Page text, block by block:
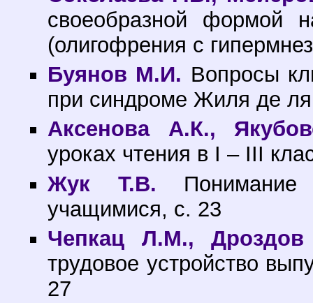
своеобразной формой
(олигофрения с
Буянов М.И. Вопросы
при синдроме Жиля де ля
Аксенова А.К.,
уроках чтения в I – III
Жук Т.В. Понимание
учащимися, с. 23
Чепкац Л.М.,
трудовое устройство
27